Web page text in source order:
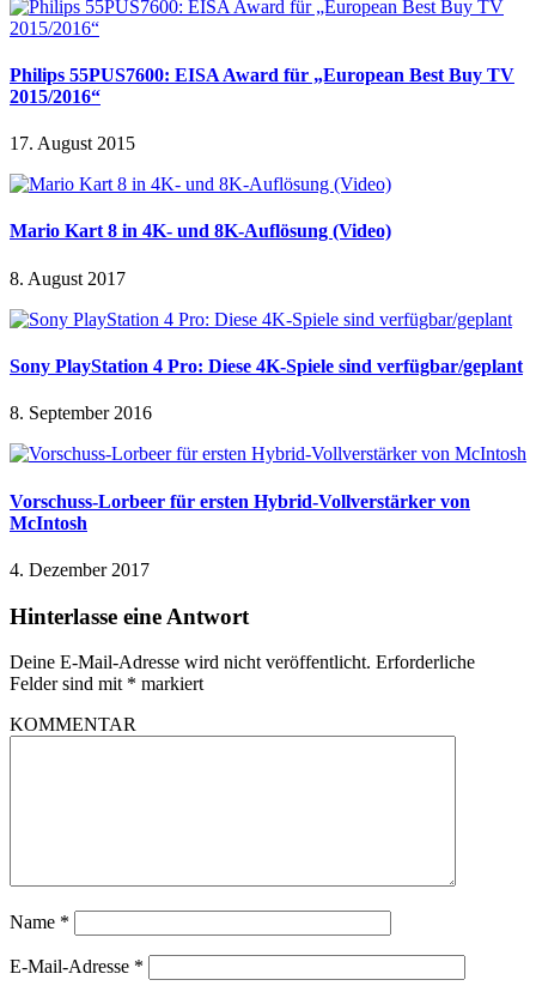
Philips 55PUS7600: EISA Award für „European Best Buy TV
2015/2016“
17. August 2015
Mario Kart 8 in 4K- und 8K-Auflösung (Video)
8. August 2017
Sony PlayStation 4 Pro: Diese 4K-Spiele sind verfügbar/geplant
8. September 2016
Vorschuss-Lorbeer für ersten Hybrid-Vollverstärker von
McIntosh
4. Dezember 2017
Hinterlasse eine Antwort
Deine E-Mail-Adresse wird nicht veröffentlicht. Erforderliche
Felder sind mit * markiert
KOMMENTAR
Name *
E-Mail-Adresse *